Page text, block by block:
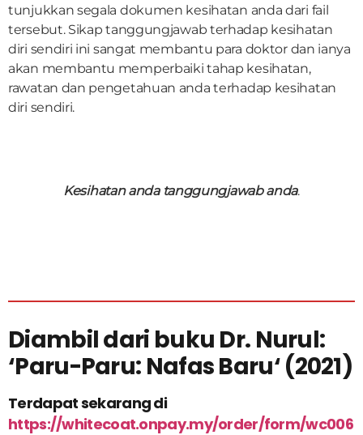
tunjukkan segala dokumen kesihatan anda dari fail
tersebut. Sikap tanggungjawab terhadap kesihatan
diri sendiri ini sangat membantu para doktor dan ianya
akan membantu memperbaiki tahap kesihatan,
rawatan dan pengetahuan anda terhadap kesihatan
diri sendiri.
Kesihatan anda tanggungjawab anda.
Diambil dari buku Dr. Nurul:
‘Paru-Paru: Nafas Baru‘ (2021)
Terdapat sekarang di
https://whitecoat.onpay.my/order/form/wc006